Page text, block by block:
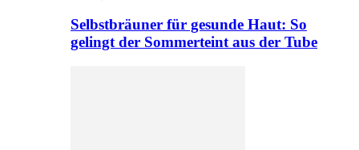
Selbstbräuner für gesunde Haut: So
gelingt der Sommerteint aus der Tube